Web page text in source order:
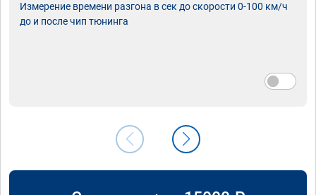
Измерение времени разгона в сек до скорости 0-100 км/ч
до и после чип тюнинга